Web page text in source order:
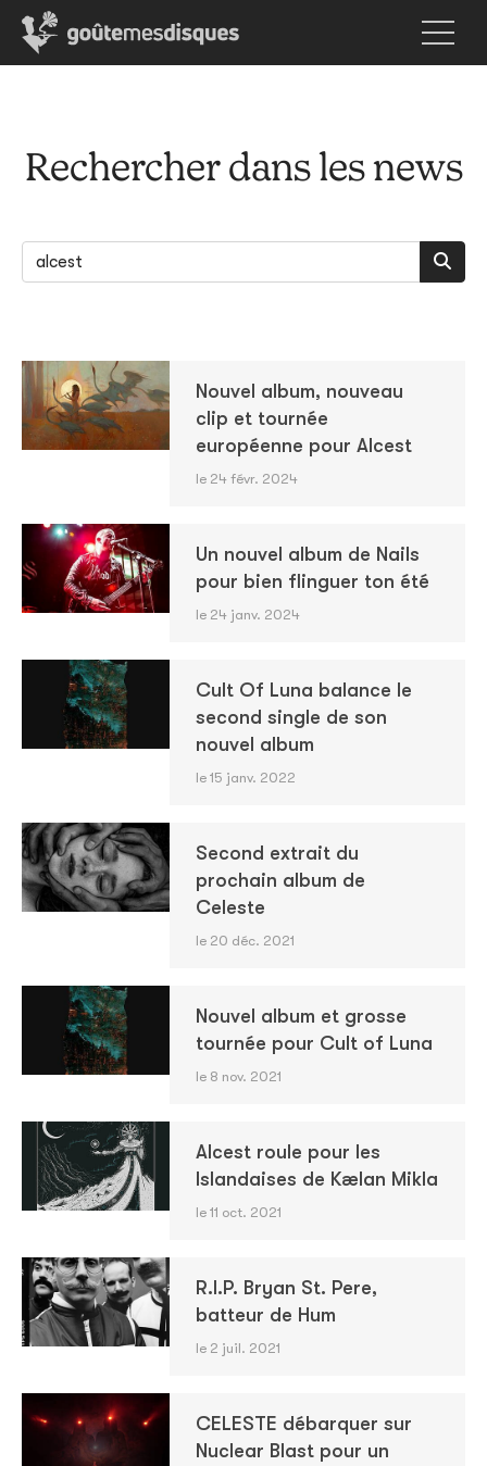
Rechercher dans les news
Nouvel album, nouveau
clip et tournée
européenne pour Alcest
le 24 févr. 2024
Un nouvel album de Nails
pour bien flinguer ton été
le 24 janv. 2024
Cult Of Luna balance le
second single de son
nouvel album
le 15 janv. 2022
Second extrait du
prochain album de
Celeste
le 20 déc. 2021
Nouvel album et grosse
tournée pour Cult of Luna
le 8 nov. 2021
Alcest roule pour les
Islandaises de Kælan Mikla
le 11 oct. 2021
R.I.P. Bryan St. Pere,
batteur de Hum
le 2 juil. 2021
CELESTE débarquer sur
Nuclear Blast pour un